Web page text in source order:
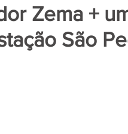
Zema +
São
de 5 estrelas.